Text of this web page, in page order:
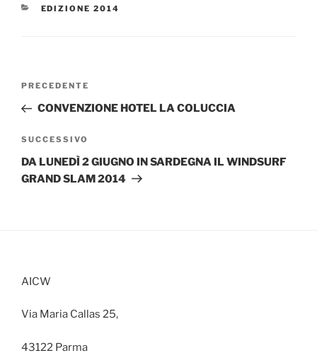
CATEGORIE
EDIZIONE 2014
Navigazione
Articolo
precedente:
PRECEDENTE
CONVENZIONE HOTEL LA COLUCCIA
Articolo
successivo
SUCCESSIVO
DA LUNEDÌ 2 GIUGNO IN SARDEGNA IL WINDSURF
GRAND SLAM 2014
AICW
Via Maria Callas 25,
43122 Parma